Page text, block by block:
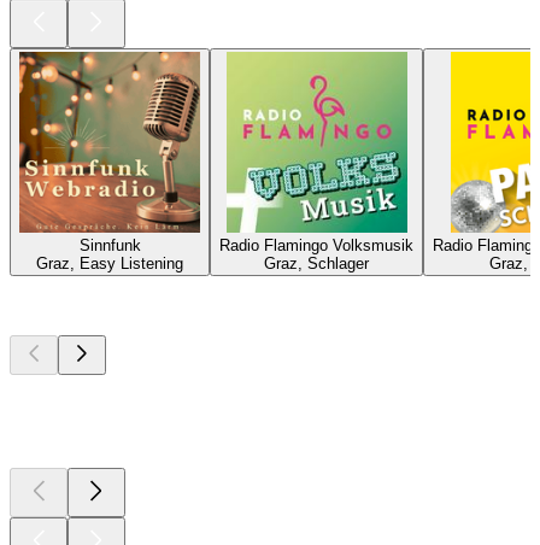
Sinnfunk
Graz, Easy Listening
Radio Flamingo Volksmusik
Graz, Schlager
Radio
Graz,